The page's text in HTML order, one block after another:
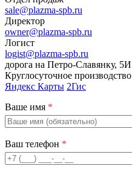
sale@plazma-spb.ru
Директор
owner@plazma-spb.ru
Логист
logist@plazma-spb.ru
дорога на Петро-Славянку, 5И
Круглосуточное производство
Яндекс Карты 2Гис
Ваше имя *
Ваш телефон *